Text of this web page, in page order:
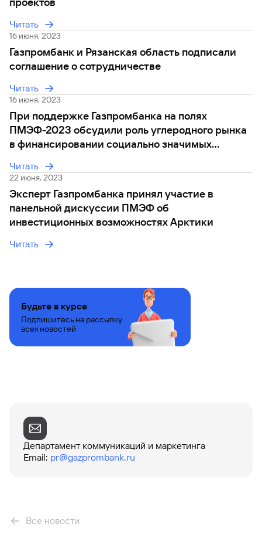
Быстрый
поиск
по
сайту
Вклады
Все новости
Читать
16 июня, 2023
Газпромбанк и Рязанская область подписали
соглашение о сотрудничестве
Читать
16 июня, 2023
При поддержке Газпромбанка на полях
ПМЭФ-2023 обсудили роль углеродного рынка
в финансировании социально значимых
Читать
22 июня, 2023
Эксперт Газпромбанка принял участие в
панельной дискуссии ПМЭФ об
инвестиционных возможностях Арктики
Читать
Будьте в курсе
Подпишитесь на рассылку
всех новостей
Email: pr@gazprombank.ru
Департамент коммуникаций и маркетинга